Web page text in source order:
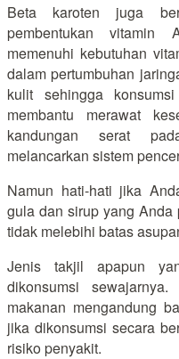
Beta karoten juga
pembentukan vitamin
memenuhi kebutuhan
dalam pertumbuhan
kulit sehingga
membantu merawat
kandungan serat
melancarkan sistem
Namun hati-hati jika
gula dan sirup yang
tidak melebihi batas
Jenis takjil apapun
dikonsumsi
makanan mengandung
jika dikonsumsi secara
risiko penyakit.